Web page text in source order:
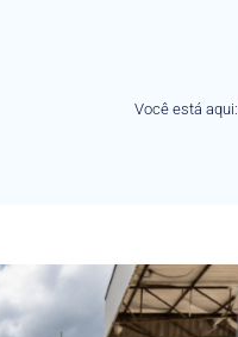
Você está aqui: